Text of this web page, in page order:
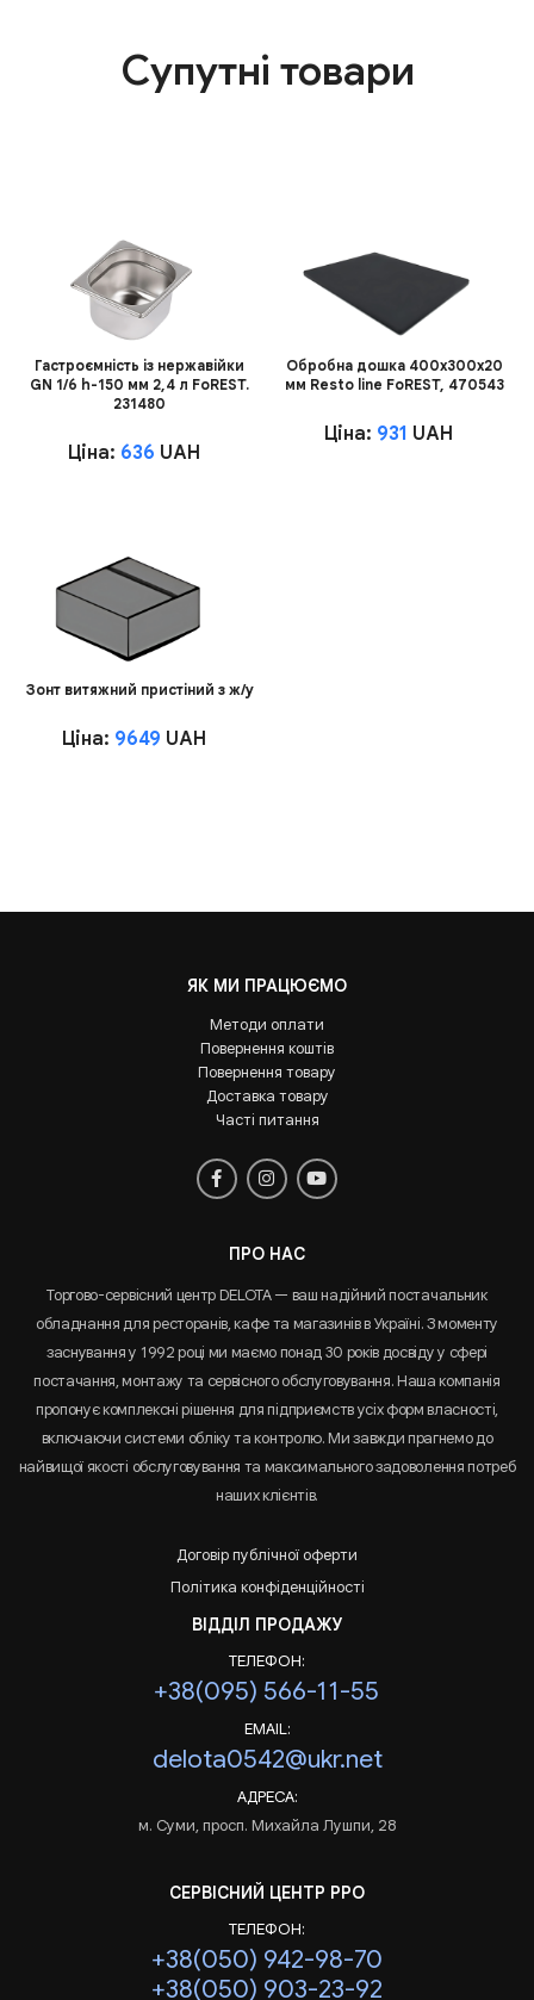
Супутні товари
Гастроємність із нержавійки
GN 1/6 h-150 мм 2,4 л FoREST.
231480
Ціна: 636 UAH
Обробна дошка 400х300х20
мм Resto line FoREST, 470543
Ціна: 931 UAH
Зонт витяжний пристіний з ж/у
Ціна: 9649 UAH
ЯК МИ ПРАЦЮЄМО
Методи оплати
Повернення коштів
Повернення товару
Доставка товару
Часті питання
ПРО НАС
Торгово-сервісний центр DELOTA — ваш надійний постачальник
обладнання для ресторанів, кафе та магазинів в Україні. З моменту
заснування у 1992 році ми маємо понад 30 років досвіду у сфері
постачання, монтажу та сервісного обслуговування. Наша компанія
пропонує комплексні рішення для підприємств усіх форм власності,
включаючи системи обліку та контролю. Ми завжди прагнемо до
найвищої якості обслуговування та максимального задоволення потреб
наших клієнтів.
Договір публічної оферти
Політика конфіденційності
ВІДДІЛ ПРОДАЖУ
ТЕЛЕФОН:
+38(095) 566-11-55
EMAIL:
delota0542@ukr.net
АДРЕСА:
м. Суми, просп. Михайла Лушпи, 28
СЕРВІСНИЙ ЦЕНТР РРО
ТЕЛЕФОН:
+38(050) 942-98-70
+38(050) 903-23-92